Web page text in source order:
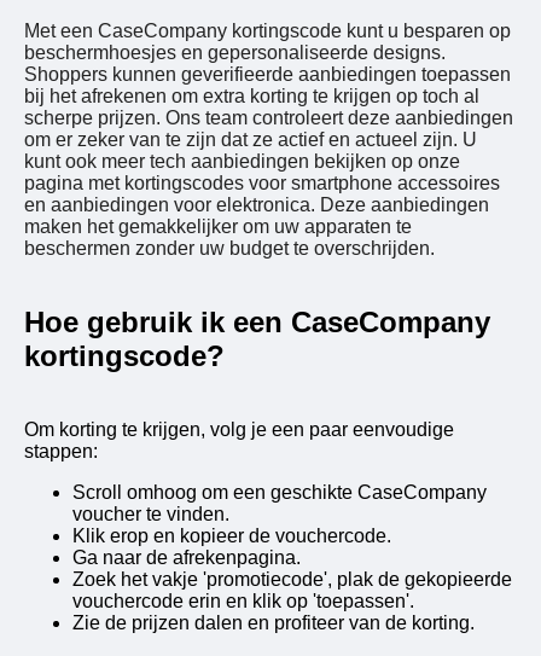
Met een CaseCompany kortingscode kunt u besparen op
beschermhoesjes en gepersonaliseerde designs.
Shoppers kunnen geverifieerde aanbiedingen toepassen
bij het afrekenen om extra korting te krijgen op toch al
scherpe prijzen. Ons team controleert deze aanbiedingen
om er zeker van te zijn dat ze actief en actueel zijn. U
kunt ook meer tech aanbiedingen bekijken op onze
pagina met kortingscodes voor smartphone accessoires
en aanbiedingen voor elektronica. Deze aanbiedingen
maken het gemakkelijker om uw apparaten te
beschermen zonder uw budget te overschrijden.
Hoe gebruik ik een CaseCompany
kortingscode?
Om korting te krijgen, volg je een paar eenvoudige
stappen:
Scroll omhoog om een ​​geschikte CaseCompany
voucher te vinden.
Klik erop en kopieer de vouchercode.
Ga naar de afrekenpagina.
Zoek het vakje 'promotiecode', plak de gekopieerde
vouchercode erin en klik op 'toepassen'.
Zie de prijzen dalen en profiteer van de korting.